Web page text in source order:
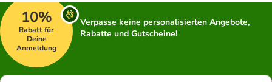
10%
Rabatt für
Deine
Anmeldung
Verpasse keine personalisierten Angebote,
Rabatte und Gutscheine!